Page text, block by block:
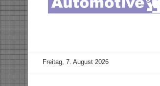
Freitag, 7. August 2026